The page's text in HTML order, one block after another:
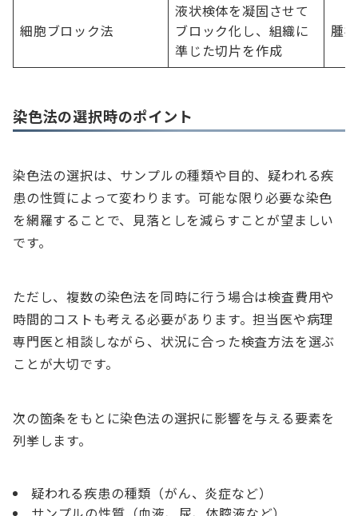
細胞ブロック法
液状検体を凝固させて
ブロック化し、組織に
準じた切片を作成
腫
染色法の選択時のポイント
染色法の選択は、サンプルの種類や目的、疑われる疾
患の性質によって変わります。可能な限り必要な染色
を網羅することで、見落としを減らすことが望ましい
です。
ただし、複数の染色法を同時に行う場合は検査費用や
時間的コストも考える必要があります。担当医や病理
専門医と相談しながら、状況に合った検査方法を選ぶ
ことが大切です。
次の箇条をもとに染色法の選択に影響を与える要素を
列挙します。
疑われる疾患の種類（がん、炎症など）